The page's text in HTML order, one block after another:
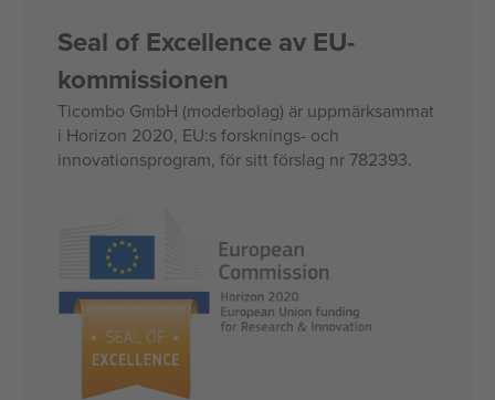
Seal of Excellence av EU-
kommissionen
Ticombo GmbH (moderbolag) är uppmärksammat
i Horizon 2020, EU:s forsknings- och
innovationsprogram, för sitt förslag nr 782393.